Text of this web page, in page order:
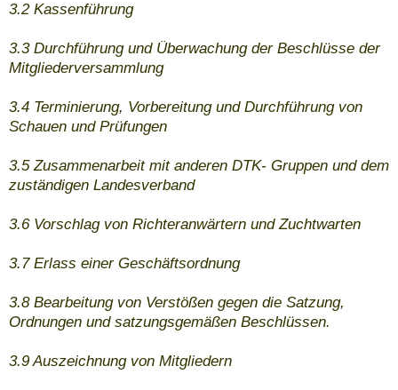
3.2 Kassenführung
3.3 Durchführung und Überwachung der Beschlüsse der
Mitgliederversammlung
3.4 Terminierung, Vorbereitung und Durchführung von
Schauen und Prüfungen
3.5 Zusammenarbeit mit anderen DTK- Gruppen und dem
zuständigen Landesverband
3.6 Vorschlag von Richteranwärtern und Zuchtwarten
3.7 Erlass einer Geschäftsordnung
3.8 Bearbeitung von Verstößen gegen die Satzung,
Ordnungen und satzungsgemäßen Beschlüssen.
3.9 Auszeichnung von Mitgliedern